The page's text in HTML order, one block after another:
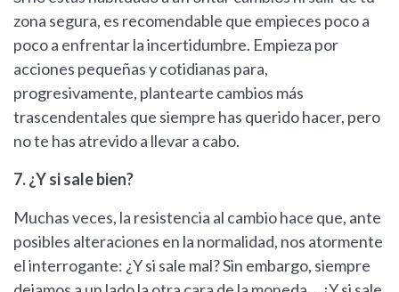
zona segura, es recomendable que empieces poco a
poco a enfrentar la incertidumbre. Empieza por
acciones pequeñas y cotidianas para,
progresivamente, plantearte cambios más
trascendentales que siempre has querido hacer, pero
no te has atrevido a llevar a cabo.
7. ¿Y si sale bien?
Muchas veces, la resistencia al cambio hace que, ante
posibles alteraciones en la normalidad, nos atormente
el interrogante: ¿Y si sale mal? Sin embargo, siempre